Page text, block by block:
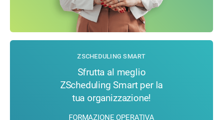
ZSCHEDULING SMART
Sfrutta al meglio
ZScheduling Smart per la
tua organizzazione!
FORMAZIONE OPERATIVA